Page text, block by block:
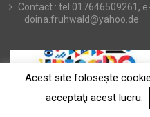
Contact : tel.017646509261,
doina.fruhwald@yahoo.de
Acest site foloseşte
acceptaţi acest lucru.